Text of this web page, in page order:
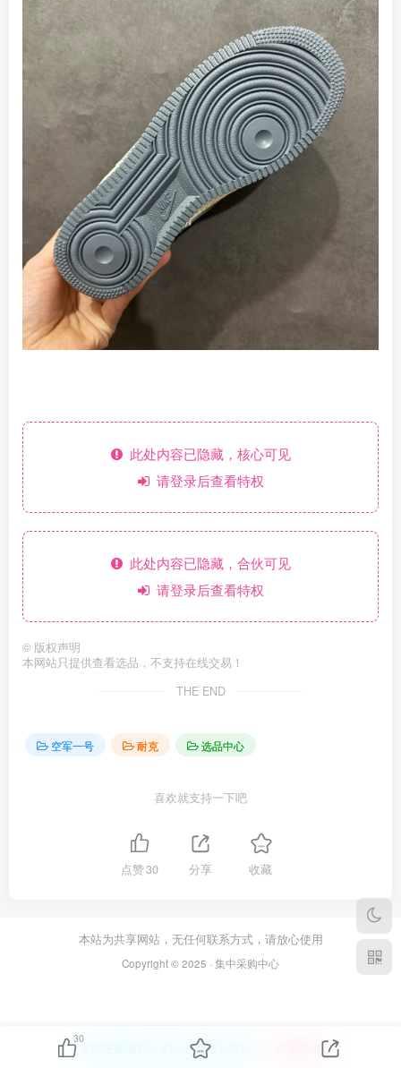
此处内容已隐藏，核心可见
请登录后查看特权
此处内容已隐藏，合伙可见
请登录后查看特权
© 版权声明
本网站只提供查看选品，不支持在线交易！
THE END
空军一号 耐克 选品中心
喜欢就支持一下吧
点赞30 分享 收藏
本站为共享网站，无任何联系方式，请放心使用
Copyright © 2025 · 集中采购中心
30
本站主题由Zibll子比主题强力驱动